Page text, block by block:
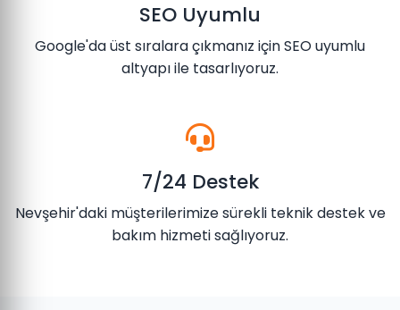
SEO Uyumlu
Google'da üst sıralara çıkmanız için SEO uyumlu
altyapı ile tasarlıyoruz.
7/24 Destek
Nevşehir'daki müşterilerimize sürekli teknik destek ve
bakım hizmeti sağlıyoruz.